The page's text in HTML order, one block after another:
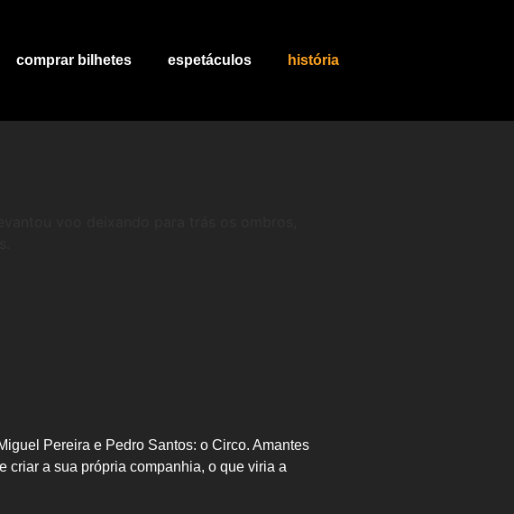
comprar bilhetes espetáculos história
Pereira e Pedro Santos: o Circo. Amantes
criar a sua própria companhia, o que viria a